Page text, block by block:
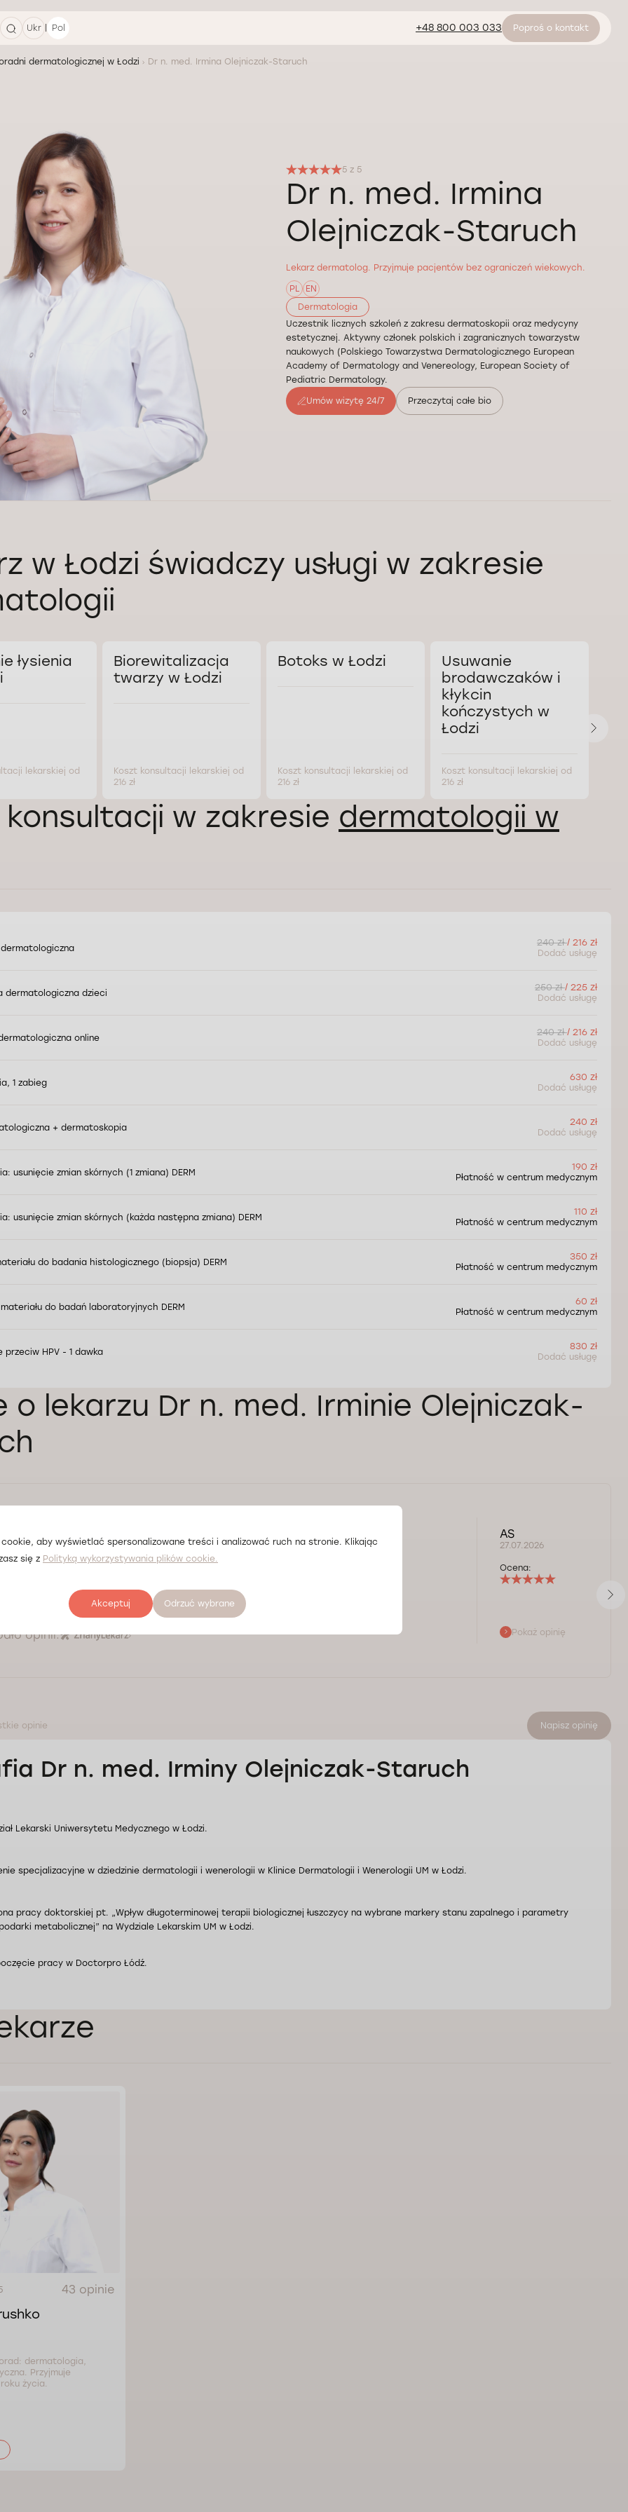
Ukr | Pol +48 800 003 033 Poproś o kontakt
dermatologicznej w Łodzi Dr n. med. Irmina Olejniczak-Staruch
5 z 5
Dr n. med. Irmina
Olejniczak-Staruch
Lekarz dermatolog. Przyjmuje pacjentów bez ograniczeń wiekowych.
PL
EN
Dermatologia
Uczestnik licznych szkoleń z zakresu dermatoskopii oraz medycyny
estetycznej. Aktywny członek polskich i zagranicznych towarzystw
naukowych (Polskiego Towarzystwa Dermatologicznego European
Academy of Dermatology and Venereology, European Society of
Pediatric Dermatology.
Umów wizytę 24/7 Przeczytaj całe bio
w Łodzi świadczy usługi w zakresie
łysienia
lekarskiej od
Biorewitalizacja
twarzy w Łodzi
Koszt konsultacji lekarskiej od
216 zł
Botoks w Łodzi
Koszt konsultacji lekarskiej od
216 zł
Usuwanie
brodawczaków i
kłykcin
kończystych w
Łodzi
Koszt konsultacji lekarskiej od
216 zł
konsultacji w zakresie dermatologii w
240 zł/ 216 zł
Dodać usługę
dermatologiczna dzieci
250 zł/ 225 zł
Dodać usługę
online
240 zł/ 216 zł
Dodać usługę
1 zabieg
630 zł
Dodać usługę
+ dermatoskopia
240 zł
Dodać usługę
usunięcie zmian skórnych (1 zmiana) DERM
190 zł
Płatność w centrum medycznym
usunięcie zmian skórnych (każda następna zmiana) DERM
110 zł
Płatność w centrum medycznym
do badania histologicznego (biopsja) DERM
350 zł
Płatność w centrum medycznym
do badań laboratoryjnych DERM
60 zł
Płatność w centrum medycznym
przeciw HPV - 1 dawka
830 zł
Dodać usługę
o lekarzu Dr n. med. Irminie Olejniczak-
wyjaśnienie swojego problemu
opinii:
AS
27.07.2026
Ocena:
Pokaż opinię
opinie Napisz opinię
Dr n. med. Irminy Olejniczak-Staruch
Lekarski Uniwersytetu Medycznego w Łodzi.
specjalizacyjne w dziedzinie dermatologii i wenerologii w Klinice Dermatologii i Wenerologii UM w Łodzi.
pracy doktorskiej pt. „Wpływ długoterminowej terapii biologicznej łuszczycy na wybrane markery stanu zapalnego i parametry
metabolicznej” na Wydziale Lekarskim UM w Łodzi.
pracy w Doctorpro Łódź.
43 opinie
dermatologia,
Przyjmuje
życia.
cookie, aby wyświetlać spersonalizowane treści i analizować ruch na stronie. Klikając
się z Polityką wykorzystywania plików cookie.
Akceptuj Odrzuć wybrane